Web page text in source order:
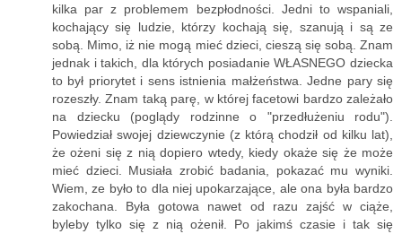
kilka par z problemem bezpłodności. Jedni to wspaniali,
kochający się ludzie, którzy kochają się, szanują i są ze
sobą. Mimo, iż nie mogą mieć dzieci, cieszą się sobą. Znam
jednak i takich, dla których posiadanie WŁASNEGO dziecka
to był priorytet i sens istnienia małżeństwa. Jedne pary się
rozeszły. Znam taką parę, w której facetowi bardzo zależało
na dziecku (poglądy rodzinne o "przedłużeniu rodu").
Powiedział swojej dziewczynie (z którą chodził od kilku lat),
że ożeni się z nią dopiero wtedy, kiedy okaże się że może
mieć dzieci. Musiała zrobić badania, pokazać mu wyniki.
Wiem, ze było to dla niej upokarzające, ale ona była bardzo
zakochana. Była gotowa nawet od razu zajść w ciąże,
byleby tylko się z nią ożenił. Po jakimś czasie i tak się